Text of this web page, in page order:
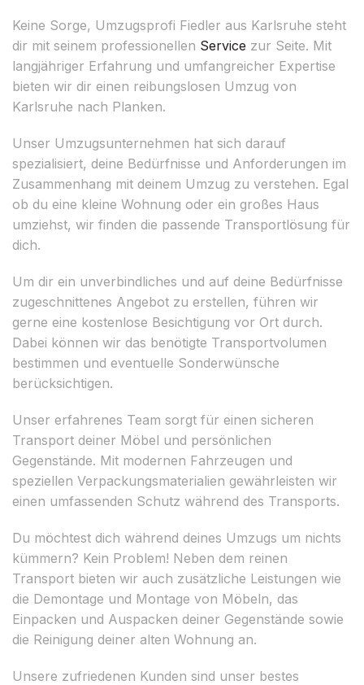
Keine Sorge, Umzugsprofi Fiedler aus Karlsruhe steht
dir mit seinem professionellen Service zur Seite. Mit
langjähriger Erfahrung und umfangreicher Expertise
bieten wir dir einen reibungslosen Umzug von
Karlsruhe nach Planken.
Unser Umzugsunternehmen hat sich darauf
spezialisiert, deine Bedürfnisse und Anforderungen im
Zusammenhang mit deinem Umzug zu verstehen. Egal
ob du eine kleine Wohnung oder ein großes Haus
umziehst, wir finden die passende Transportlösung für
dich.
Um dir ein unverbindliches und auf deine Bedürfnisse
zugeschnittenes Angebot zu erstellen, führen wir
gerne eine kostenlose Besichtigung vor Ort durch.
Dabei können wir das benötigte Transportvolumen
bestimmen und eventuelle Sonderwünsche
berücksichtigen.
Unser erfahrenes Team sorgt für einen sicheren
Transport deiner Möbel und persönlichen
Gegenstände. Mit modernen Fahrzeugen und
speziellen Verpackungsmaterialien gewährleisten wir
einen umfassenden Schutz während des Transports.
Du möchtest dich während deines Umzugs um nichts
kümmern? Kein Problem! Neben dem reinen
Transport bieten wir auch zusätzliche Leistungen wie
die Demontage und Montage von Möbeln, das
Einpacken und Auspacken deiner Gegenstände sowie
die Reinigung deiner alten Wohnung an.
Unsere zufriedenen Kunden sind unser bestes